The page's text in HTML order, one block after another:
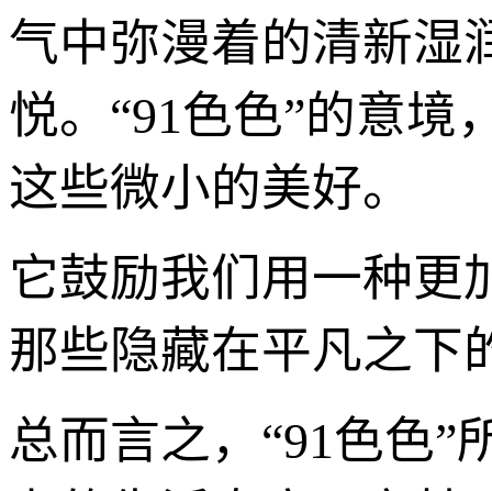
气中弥漫着的清新湿
悦。“91色色”的意境
这些微小的美好。
它鼓励我们用一种更
那些隐藏在平凡之下
总而言之，“91色色”